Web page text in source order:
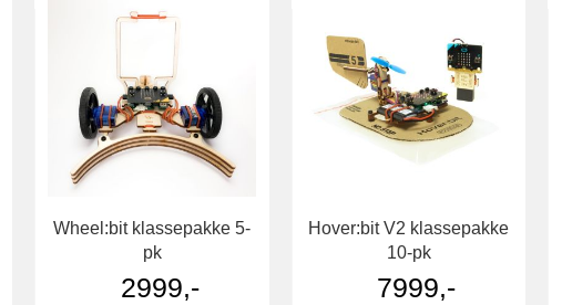
Wheel:bit klassepakke 5-
pk
2999,-
Hover:bit V2 klassepakke
10-pk
7999,-